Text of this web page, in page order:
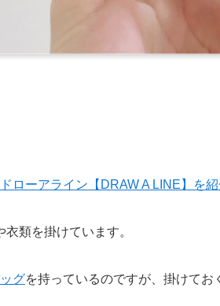
ローアライン【DRAW A LINE】を紹
類を掛けています。
グを持っているのですが、掛けてお